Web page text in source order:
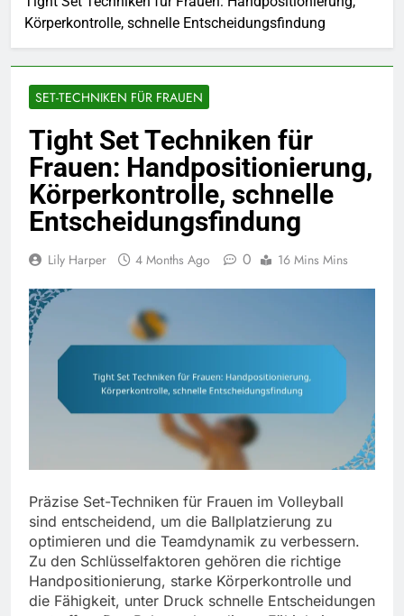
Körperkontrolle, schnelle Entscheidungsfindung
SET-TECHNIKEN FÜR FRAUEN
Tight Set Techniken für
Frauen: Handpositionierung,
Körperkontrolle, schnelle
Entscheidungsfindung
Lily Harper 4 Months Ago 0 16 Mins Mins
Präzise Set-Techniken für Frauen im Volleyball
sind entscheidend, um die Ballplatzierung zu
optimieren und die Teamdynamik zu verbessern.
Zu den Schlüsselfaktoren gehören die richtige
Handpositionierung, starke Körperkontrolle und
die Fähigkeit, unter Druck schnelle Entscheidungen